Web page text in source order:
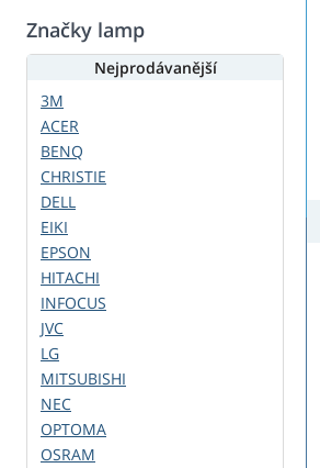
Značky lamp
Nejprodávanější
3M
ACER
BENQ
CHRISTIE
DELL
EIKI
EPSON
HITACHI
INFOCUS
JVC
LG
MITSUBISHI
NEC
OPTOMA
OSRAM